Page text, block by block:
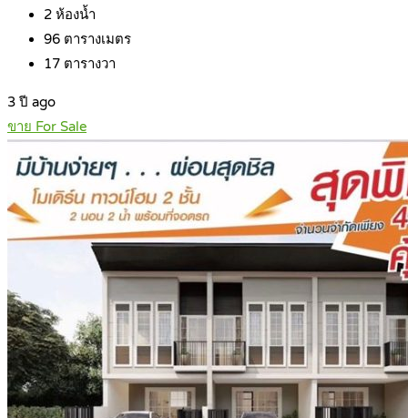
2 ห้องน้ำ
96 ตารางเมตร
17 ตารางวา
3 ปี ago
ขาย For Sale